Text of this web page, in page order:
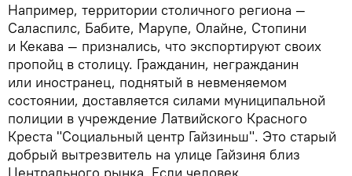
Например, территории столичного региона —
Саласпилс, Бабите, Марупе, Олайне, Стопини
и Кекава — признались, что экспортируют своих
пропойц в столицу. Гражданин, негражданин
или иностранец, поднятый в невменяемом
состоянии, доставляется силами муниципальной
полиции в учреждение Латвийского Красного
Креста "Социальный центр Гайзиньш". Это старый
добрый вытрезвитель на улице Гайзиня близ